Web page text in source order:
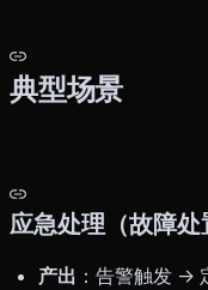
典型场景
应急处理（故障处
产出 ：告警触发 →